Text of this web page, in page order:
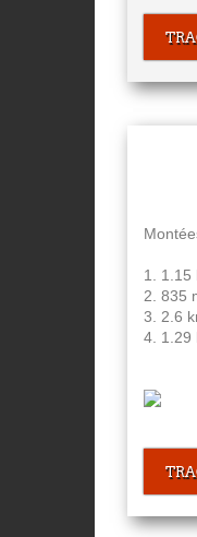
1. 1.15
2. 835
3. 2.6
4. 1.29